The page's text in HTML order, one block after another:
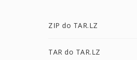
ZIP do TAR.LZ
TAR do TAR.LZ